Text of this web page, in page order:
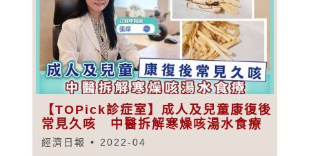
【TOPick診症室】成人及兒童康復後
常見久咳 中醫拆解寒燥咳湯水食療
經濟日報 2022-04